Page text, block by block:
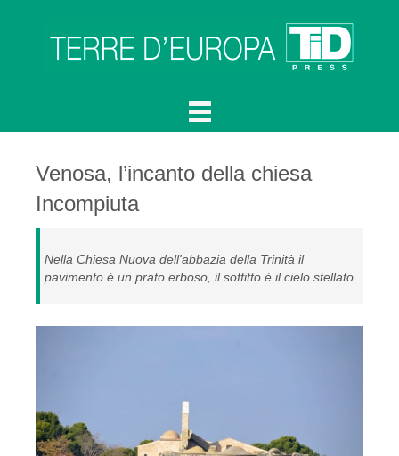
Venosa, l’incanto della chiesa
Incompiuta
Nella Chiesa Nuova dell'abbazia della Trinità il
pavimento è un prato erboso, il soffitto è il cielo stellato